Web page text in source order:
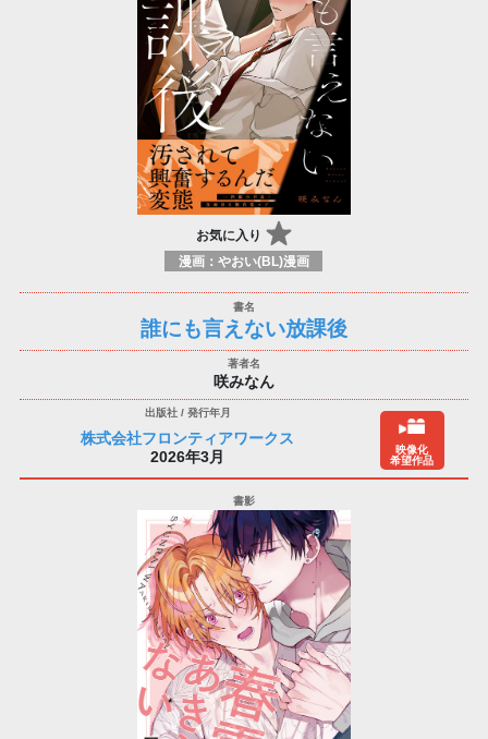
お気に入り
漫画：やおい(BL)漫画
誰にも言えない放課後
咲みなん
株式会社フロンティアワークス
2026年3月
映像化
希望作品